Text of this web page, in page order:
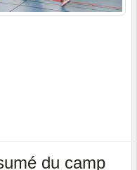
du camp